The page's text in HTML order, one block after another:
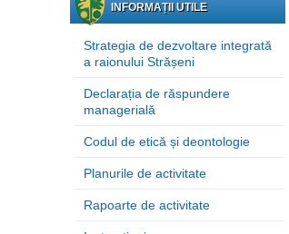
INFORMAȚII UTILE
Strategia de dezvoltare integrată
a raionului Strășeni
Declarația de răspundere
managerială
Codul de etică și deontologie
Planurile de activitate
Rapoarte de activitate